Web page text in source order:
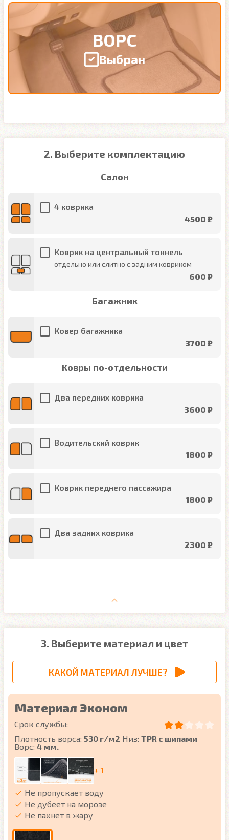
ВОРС
Выбран
2. Выберите комплектацию
Салон
4 коврика
4500 ₽
Коврик на центральный тоннель
отдельно или слитно с задним ковриком
600 ₽
Багажник
Ковер багажника
3700 ₽
Ковры по-отдельности
Два передних коврика
3600 ₽
Водительский коврик
1800 ₽
Коврик переднего пассажира
1800 ₽
Два задних коврика
2300 ₽
3. Выберите материал и цвет
КАКОЙ МАТЕРИАЛ ЛУЧШЕ?
Материал Эконом
Срок службы:
Плотность ворса: 530 г/м2 Низ: TPR с шипами
Ворс: 4 мм.
+ 1
Не пропускает воду
Не дубеет на морозе
Не пахнет в жару